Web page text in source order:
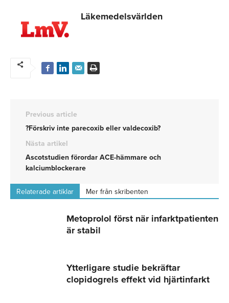
Läkemedelsvärlden
Previous article
?Förskriv inte parecoxib eller valdecoxib?
Nästa artikel
Ascotstudien förordar ACE-hämmare och
kalciumblockerare
Relaterade artiklar Mer från skribenten
Metoprolol först när infarktpatienten
är stabil
Ytterligare studie bekräftar
clopidogrels effekt vid hjärtinfarkt